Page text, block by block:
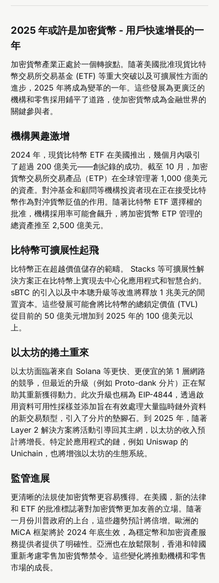
2025 年或許是加密貨幣 - 用戶快速增長的一
年
加密貨幣產業正處於一個轉捩點。隨著美國批准現貨比特
幣交易所交易基金 (ETF) 等重大突破以及可擴展性方面的
進步，2025 年將成為變革的一年。這些發展為更廣泛的
機構和零售採用鋪平了道路，使加密貨幣成為金融世界的
關鍵參與者。
機構興趣激增
2024 年，現貨比特幣 ETF 在美國推出，幾個月內吸引
了超過 200 億美元——創紀錄的成功。截至 10 月，加密
貨幣交易所交易產品（ETP）在全球管理著 1,000 億美元
的資產。對沖基金和顧問等機構投資者現在正在接受比特
幣作為對沖貨幣貶值的作用。隨著比特幣 ETF 選擇權的
批准，機構採用率可能會飆升，將加密貨幣 ETP 管理的
總資產推至 2,500 億美元。
比特幣可擴展性起飛
比特幣正在超越價值儲存的範疇。 Stacks 等可擴展性解
決方案正在比特幣上實現去中心化應用程式和智慧合約。
sBTC 的引入以及中本聰升級等改進將釋放 1 兆美元的閒
置資本。這些發展可能會將比特幣的總鎖定價值 (TVL)
從目前的 50 億美元增加到 2025 年的 100 億美元以
上。
以太坊的捲土重來
以太坊面臨著來自 Solana 等更快、更便宜的第 1 層網路
的競爭，但最近的升級（例如 Proto-dank 分片）正在幫
助其重新獲得動力。此次升級也稱為 EIP-4844，透過啟
用資料可用性採樣並添加旨在有效處理大量臨時鏈外資料
的新交易類型，引入了分片的墊腳石。到 2025 年，隨著
Layer 2 解決方案將活動引導回其主網，以太坊的收入預
計將增長。特定於應用程式的鏈，例如 Uniswap 的
Unichain，也將增強以太坊的生態系統。
監管進展
更清晰的法規使加密貨幣更容易獲得。在美國，新的法律
和 ETF 的批准標誌著對加密貨幣更加友善的立場。隨著
一月份川普政府的上台，這些趨勢預計將倍增。歐洲的
MiCA 框架將於 2024 年底生效，為穩定幣和加密資產服
務提供者提供了明確性。亞洲也在放鬆限制，香港和韓國
重新考慮零售加密貨幣禁令。這些變化將推動機構和零售
市場的成長。